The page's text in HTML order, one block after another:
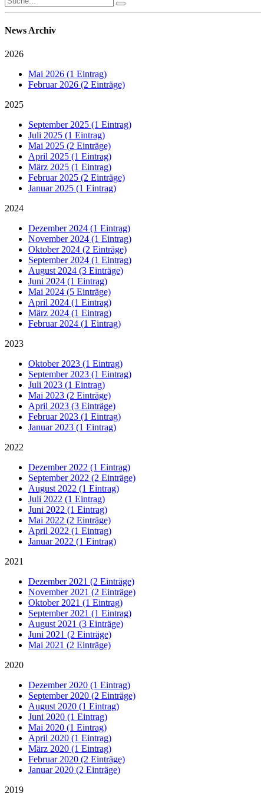
News Archiv
2026
Mai 2026 (1 Eintrag)
Februar 2026 (2 Einträge)
2025
September 2025 (1 Eintrag)
Juli 2025 (1 Eintrag)
Mai 2025 (2 Einträge)
April 2025 (1 Eintrag)
März 2025 (1 Eintrag)
Februar 2025 (2 Einträge)
Januar 2025 (1 Eintrag)
2024
Dezember 2024 (1 Eintrag)
November 2024 (1 Eintrag)
Oktober 2024 (2 Einträge)
September 2024 (1 Eintrag)
August 2024 (3 Einträge)
Juni 2024 (1 Eintrag)
Mai 2024 (5 Einträge)
April 2024 (1 Eintrag)
März 2024 (1 Eintrag)
Februar 2024 (1 Eintrag)
2023
Oktober 2023 (1 Eintrag)
September 2023 (1 Eintrag)
Juli 2023 (1 Eintrag)
Mai 2023 (2 Einträge)
April 2023 (3 Einträge)
Februar 2023 (1 Eintrag)
Januar 2023 (1 Eintrag)
2022
Dezember 2022 (1 Eintrag)
September 2022 (2 Einträge)
August 2022 (1 Eintrag)
Juli 2022 (1 Eintrag)
Juni 2022 (1 Eintrag)
Mai 2022 (2 Einträge)
April 2022 (1 Eintrag)
Januar 2022 (1 Eintrag)
2021
Dezember 2021 (2 Einträge)
November 2021 (2 Einträge)
Oktober 2021 (1 Eintrag)
September 2021 (1 Eintrag)
August 2021 (3 Einträge)
Juni 2021 (2 Einträge)
Mai 2021 (2 Einträge)
2020
Dezember 2020 (1 Eintrag)
September 2020 (2 Einträge)
August 2020 (1 Eintrag)
Juni 2020 (1 Eintrag)
Mai 2020 (1 Eintrag)
April 2020 (1 Eintrag)
März 2020 (1 Eintrag)
Februar 2020 (2 Einträge)
Januar 2020 (2 Einträge)
2019